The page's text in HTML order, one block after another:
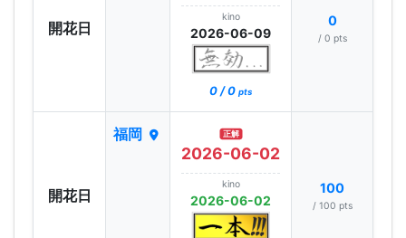
開花日
kino
2026-06-09
0 / 0 pts
0
/ 0 pts
開花日
福岡 正解
2026-06-02
kino
2026-06-02
100
/ 100 pts